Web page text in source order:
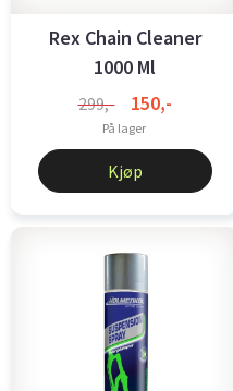
Rex Chain Cleaner
1000 Ml
299,- 150,-
På lager
Kjøp